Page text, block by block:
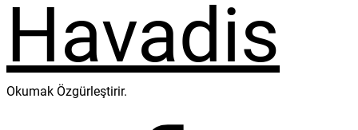
Okumak Özgürleştirir.